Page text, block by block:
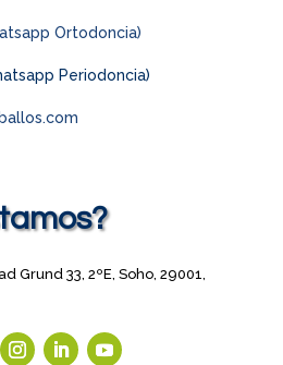
Ortodoncia)
Periodoncia)
Grund 33, 2ºE, Soho, 29001,